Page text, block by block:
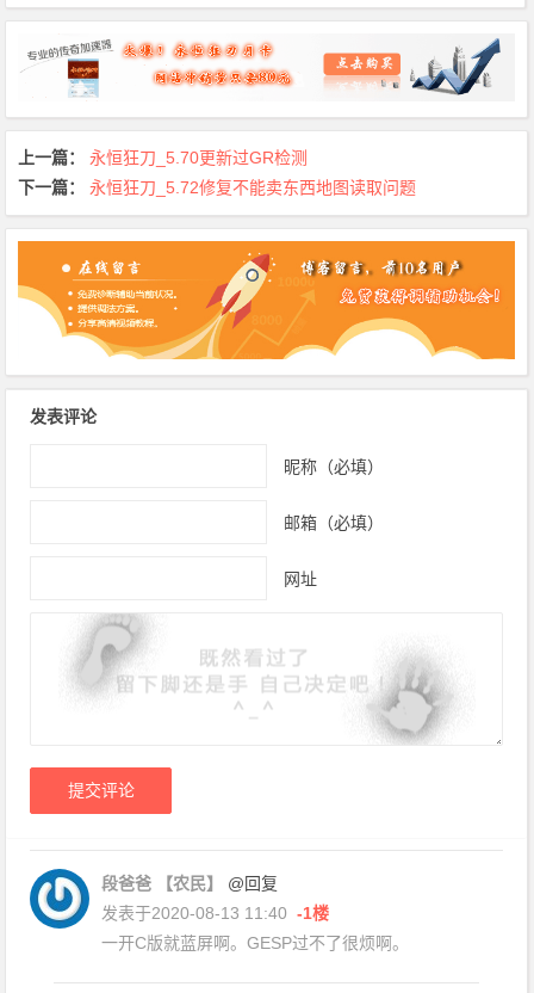
上一篇：
永恒狂刀_5.70更新过GR检测
下一篇：
永恒狂刀_5.72修复不能卖东西地图读取问题
发表评论
昵称（必填）
邮箱（必填）
网址
段爸爸 【农民】
@回复
发表于2020-08-13 11:40 -1楼
一开C版就蓝屏啊。GESP过不了很烦啊。